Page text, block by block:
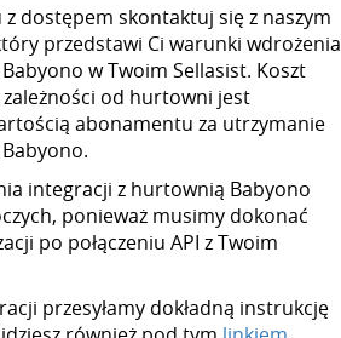
dostępem skontaktuj się z naszym
przedstawi Ci warunki wdrożenia
w Twoim Sellasist. Koszt
od hurtowni jest
abonamentu za utrzymanie
integracji z hurtownią Babyono
ponieważ musimy dokonać
po połączeniu API z Twoim
przesyłamy dokładną instrukcję